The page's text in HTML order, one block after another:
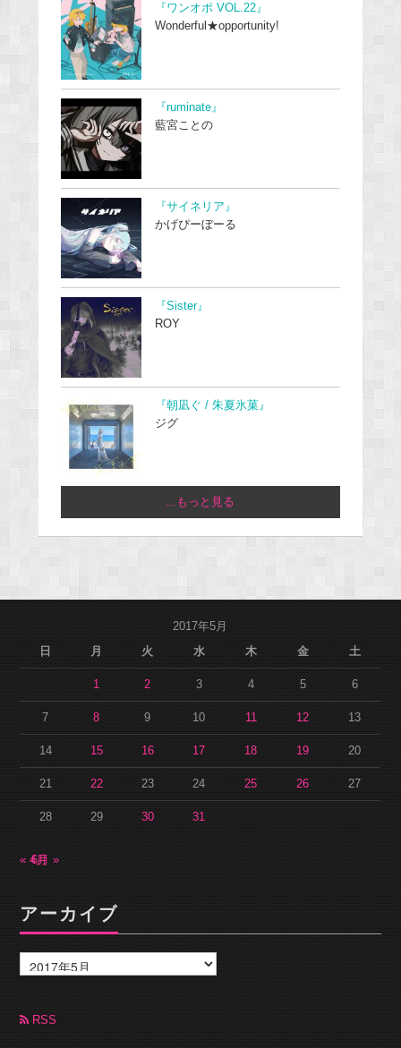
『ワンオポ VOL.22』
Wonderful★opportunity!
『ruminate』
藍宮ことの
『サイネリア』
かげぴーぼーる
『Sister』
ROY
『朝凪ぐ / 朱夏氷菓』
ジグ
...もっと見る
2017年5月
日
月 火 水 木 金 土
1 2 3 4 5 6
7 8 9 10 11 12 13
14 15 16 17 18 19 20
21 22 23 24 25 26 27
28 29 30 31
« 4月6月 »
アーカイブ
ー
カ
ブ RSS